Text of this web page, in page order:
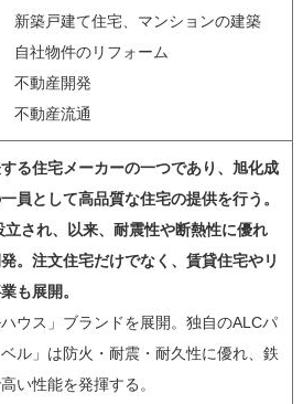
新築戸建て住宅、マンションの建築
自社物件のリフォーム
不動産開発
不動産流通
る住宅メーカーの一つであり、旭化成
員として高品質な住宅の提供を行う。
立され、以来、耐震性や断熱性に優れ
。注文住宅だけでなく、賃貸住宅やリ
も展開。
ハウス」ブランドを展開。独自のALCパ
ル」は防火・耐震・耐久性に優れ、鉄
い性能を発揮する。